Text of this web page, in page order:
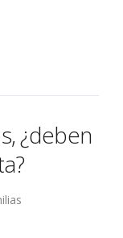
¿deben
¿deben tener una